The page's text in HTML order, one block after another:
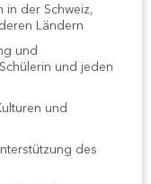
in der Schweiz,
Ländern
und
und jeden
und
des